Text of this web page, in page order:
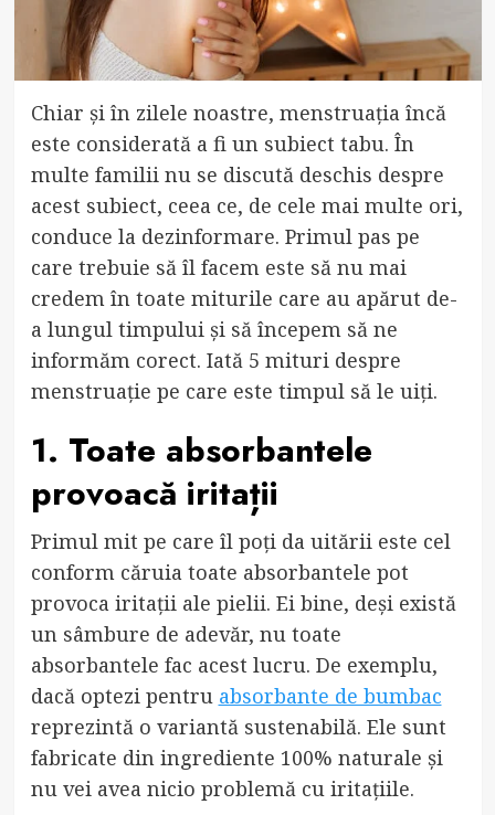
Chiar și în zilele noastre, menstruația încă
este considerată a fi un subiect tabu. În
multe familii nu se discută deschis despre
acest subiect, ceea ce, de cele mai multe ori,
conduce la dezinformare. Primul pas pe
care trebuie să îl facem este să nu mai
credem în toate miturile care au apărut de-
a lungul timpului și să începem să ne
informăm corect. Iată 5 mituri despre
menstruație pe care este timpul să le uiți.
1. Toate absorbantele
provoacă iritații
Primul mit pe care îl poți da uitării este cel
conform căruia toate absorbantele pot
provoca iritații ale pielii. Ei bine, deși există
un sâmbure de adevăr, nu toate
absorbantele fac acest lucru. De exemplu,
dacă optezi pentru absorbante de bumbac
reprezintă o variantă sustenabilă. Ele sunt
fabricate din ingrediente 100% naturale și
nu vei avea nicio problemă cu iritațiile.